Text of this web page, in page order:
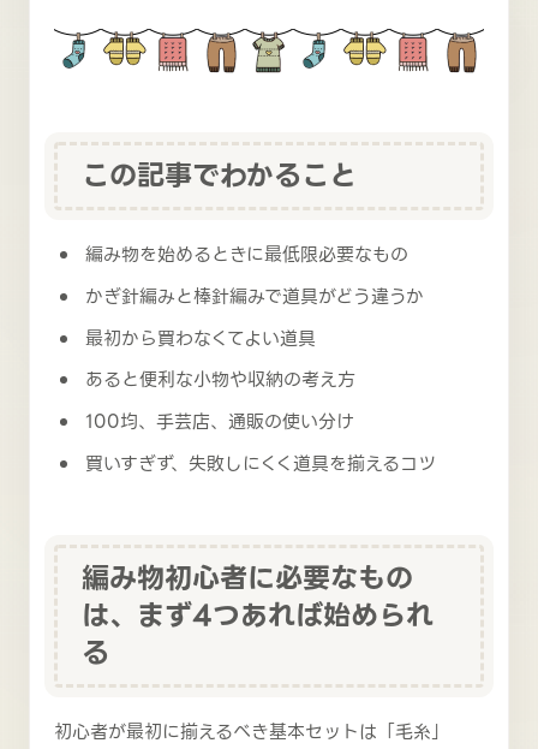
この記事でわかること
編み物を始めるときに最低限必要なもの
かぎ針編みと棒針編みで道具がどう違うか
最初から買わなくてよい道具
あると便利な小物や収納の考え方
100均、手芸店、通販の使い分け
買いすぎず、失敗しにくく道具を揃えるコツ
編み物初心者に必要なもの
は、まず4つあれば始められ
る
初心者が最初に揃えるべき基本セットは「毛糸」